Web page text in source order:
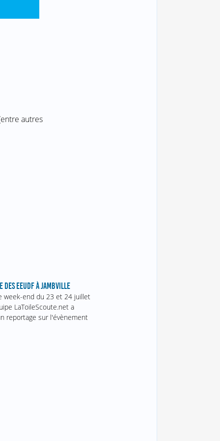
autres
DES EEUDF À JAMBVILLE
week-end du 23 et 24 juillet
LaToileScoute.net a
reportage sur l'évènement